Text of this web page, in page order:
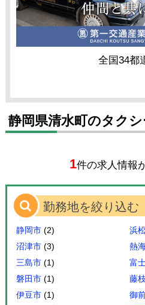
全国34都
静岡県清水町のタク
1件の求人情報
勤務地を絞り込む
静岡市 (2) 浜
沼津市 (3) 熱
三島市 (1) 富
磐田市 (1) 藤
伊豆市 (1) 御